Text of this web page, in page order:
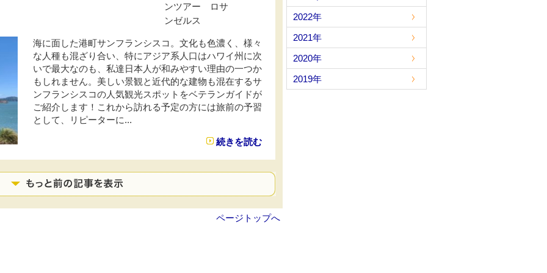
ンツアー ロサ
ンゼルス
海に面した港町サンフランシスコ。文化も色濃く、様々
な人種も混ざり合い、特にアジア系人口はハワイ州に次
いで最大なのも、私達日本人が和みやすい理由の一つか
もしれません。美しい景観と近代的な建物も混在するサ
ンフランシスコの人気観光スポットをベテランガイドが
ご紹介します！これから訪れる予定の方には旅前の予習
として、リピーターに...
続きを読む
ページトップへ
2022年
2021年
2020年
2019年